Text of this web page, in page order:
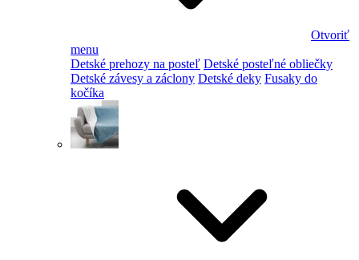
Otvoriť
menu
Detské prehozy na posteľ Detské posteľné obliečky
Detské závesy a záclony Detské deky Fusaky do
kočíka